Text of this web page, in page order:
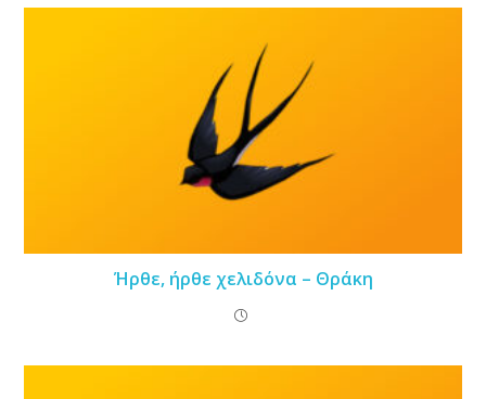
Ήρθε, ήρθε χελιδόνα – Θράκη